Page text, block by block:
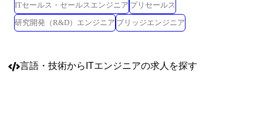
ITセールス・セールスエンジニア プリセールス
研究開発（R&D）エンジニア ブリッジエンジニア
言語・技術からITエンジニアの求人を探す